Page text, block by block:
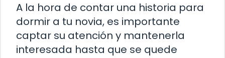
A la hora de contar una historia para
dormir a tu novia, es importante
captar su atención y mantenerla
interesada hasta que se quede